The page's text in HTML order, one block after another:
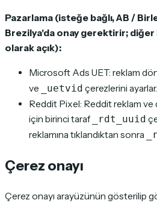
Pazarlama (isteğe bağlı, AB /
Brezilya'da onay gerektirir; diğer
olarak açık):
Microsoft Ads UET: reklam
ve _uetvid çerezlerini ayarlar.
Reddit Pixel: Reddit reklam ve
için birinci taraf
_rdt_uuid
reklamına tıklandıktan sonra
Çerez onayı
Çerez onayı arayüzünün gösterilip